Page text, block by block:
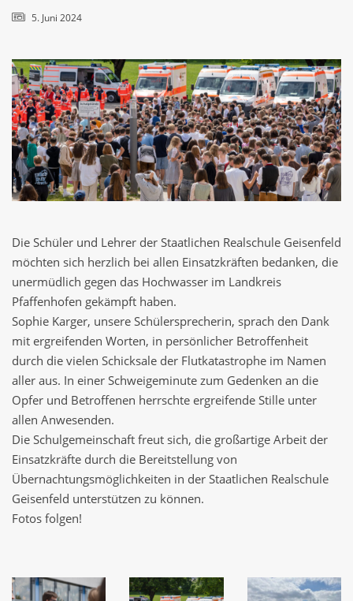
5. Juni 2024
Die Schüler und Lehrer der Staatlichen Realschule Geisenfeld
möchten sich herzlich bei allen Einsatzkräften bedanken, die
unermüdlich gegen das Hochwasser im Landkreis
Pfaffenhofen gekämpft haben.
Sophie Karger, unsere Schülersprecherin, sprach den Dank
mit ergreifenden Worten, in persönlicher Betroffenheit
durch die vielen Schicksale der Flutkatastrophe im Namen
aller aus. In einer Schweigeminute zum Gedenken an die
Opfer und Betroffenen herrschte ergreifende Stille unter
allen Anwesenden.
Die Schulgemeinschaft freut sich, die großartige Arbeit der
Einsatzkräfte durch die Bereitstellung von
Übernachtungsmöglichkeiten in der Staatlichen Realschule
Geisenfeld unterstützen zu können.
Fotos folgen!